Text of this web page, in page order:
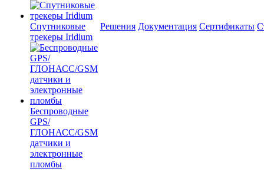
Спутниковые
трекеры Iridium
Беспроводные
GPS/
ГЛОНАСС/GSM
датчики и
электронные
пломбы
Решения Документация Сертификаты